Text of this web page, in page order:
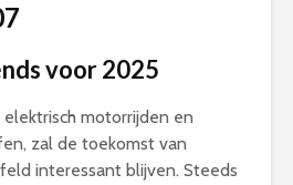
voor 2025
motorrijden en
zal de toekomst van
interessant blijven. Steeds